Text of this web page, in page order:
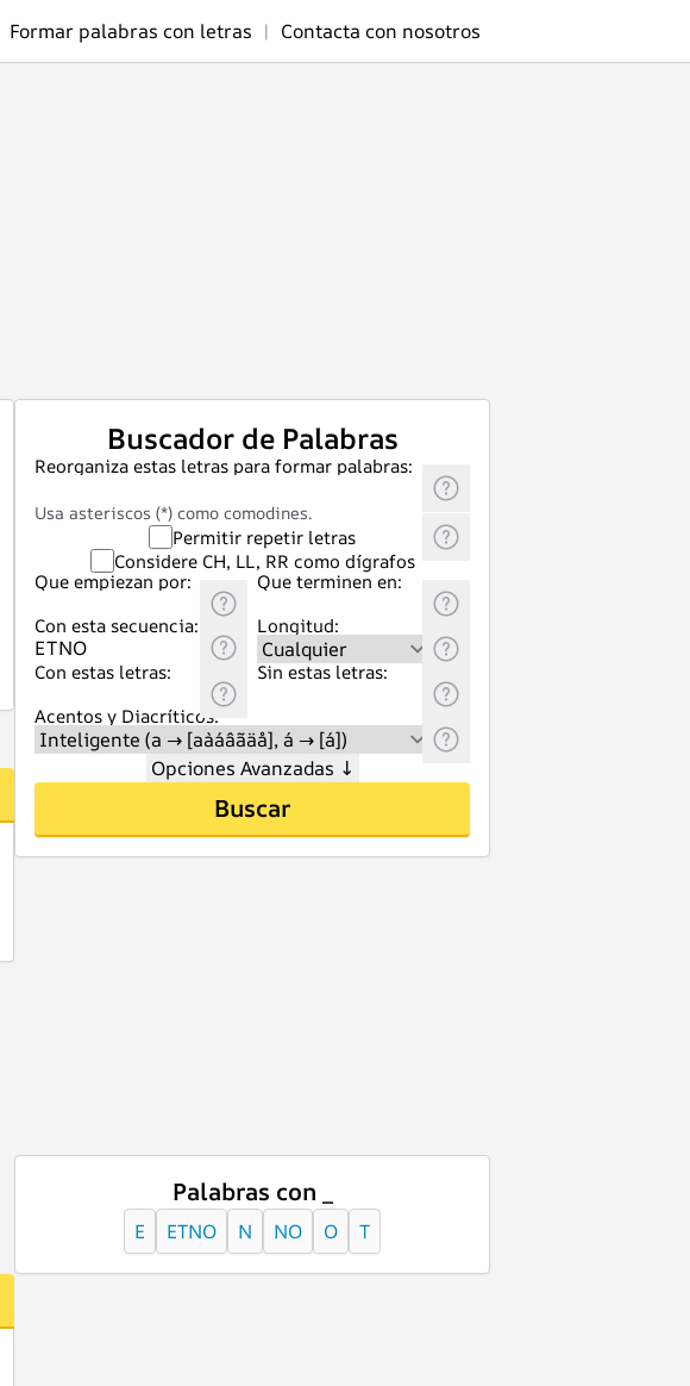
Formar palabras con letras | Contacta con nosotros
Buscador de Palabras
Reorganiza estas letras para formar palabras:
Usa asteriscos (*) como comodines.
Permitir repetir letras
Considere CH, LL, RR como dígrafos
Que empiezan por:
Que terminen en:
Con esta secuencia:
Longitud:
Con estas letras:
Sin estas letras:
Acentos y Diacríticos:
Opciones Avanzadas ↓
Buscar
Palabras con _
E ETNO N NO O T